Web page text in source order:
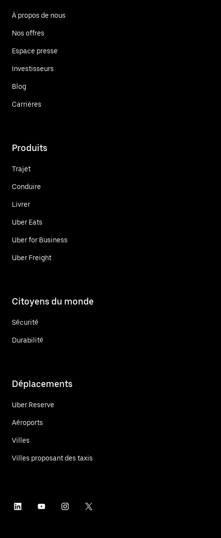
À propos de nous
Nos offres
Espace presse
Investisseurs
Blog
Carrières
Produits
Trajet
Conduire
Livrer
Uber Eats
Uber for Business
Uber Freight
Citoyens du monde
Sécurité
Durabilité
Déplacements
Uber Reserve
Aéroports
Villes
Villes proposant des taxis